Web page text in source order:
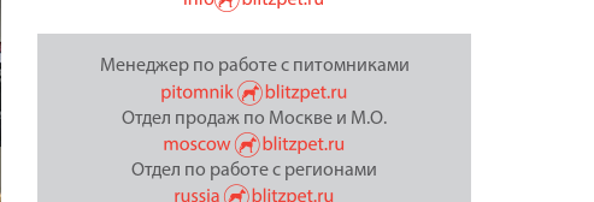
Менеджер по работе с питомниками
Отдел продаж по Москве и М.О.
Отдел по работе с регионами